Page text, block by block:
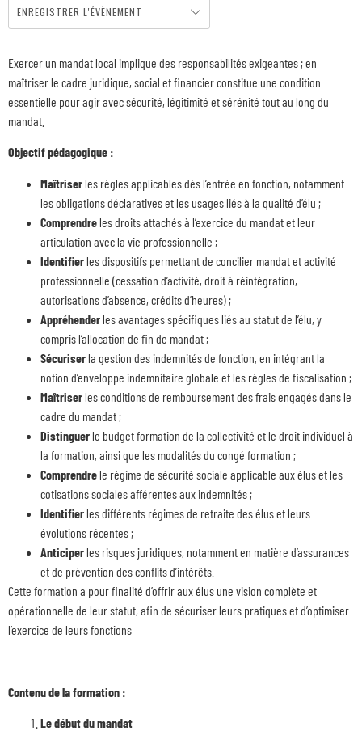
ENREGISTRER L'ÉVÈNEMENT
Exercer un mandat local implique des responsabilités exigeantes ; en
maîtriser le cadre juridique, social et financier constitue une condition
essentielle pour agir avec sécurité, légitimité et sérénité tout au long du
mandat.
Objectif pédagogique :
Maîtriserles règles applicables dès l’entrée en fonction, notamment
les obligations déclaratives et les usages liés à la qualité d’élu ;
Comprendreles droits attachés à l’exercice du mandat et leur
articulation avec la vie professionnelle ;
Identifierles dispositifs permettant de concilier mandat et activité
professionnelle (cessation d’activité, droit à réintégration,
autorisations d’absence, crédits d’heures) ;
Appréhenderles avantages spécifiques liés au statut de l’élu, y
compris l’allocation de fin de mandat ;
Sécuriserla gestion des indemnités de fonction, en intégrant la
notion d’enveloppe indemnitaire globale et les règles de fiscalisation ;
Maîtriserles conditions de remboursement des frais engagés dans le
cadre du mandat ;
Distinguerle budget formation de la collectivité et le droit individuel à
la formation, ainsi que les modalités du congé formation ;
Comprendrele régime de sécurité sociale applicable aux élus et les
cotisations sociales afférentes aux indemnités ;
Identifierles différents régimes de retraite des élus et leurs
évolutions récentes ;
Anticiperles risques juridiques, notamment en matière d’assurances
et de prévention des conflits d’intérêts.
Cette formation a pour finalité d’offrir aux élus une vision complète et
opérationnelle de leur statut, afin de sécuriser leurs pratiques et d’optimiser
l’exercice de leurs fonctions
Contenu de la formation :
Le début du mandat